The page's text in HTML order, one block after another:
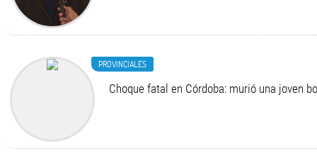
PROVINCIALES
Choque fatal en Córdoba: murió una joven